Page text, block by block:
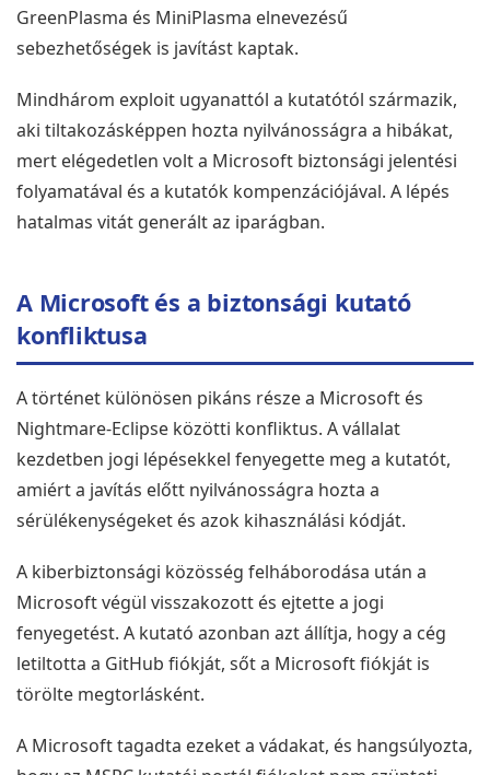
GreenPlasma és MiniPlasma elnevezésű
sebezhetőségek is javítást kaptak.
Mindhárom exploit ugyanattól a kutatótól származik,
aki tiltakozásképpen hozta nyilvánosságra a hibákat,
mert elégedetlen volt a Microsoft biztonsági jelentési
folyamatával és a kutatók kompenzációjával. A lépés
hatalmas vitát generált az iparágban.
A Microsoft és a biztonsági kutató
konfliktusa
A történet különösen pikáns része a Microsoft és
Nightmare-Eclipse közötti konfliktus. A vállalat
kezdetben jogi lépésekkel fenyegette meg a kutatót,
amiért a javítás előtt nyilvánosságra hozta a
sérülékenységeket és azok kihasználási kódját.
A kiberbiztonsági közösség felháborodása után a
Microsoft végül visszakozott és ejtette a jogi
fenyegetést. A kutató azonban azt állítja, hogy a cég
letiltotta a GitHub fiókját, sőt a Microsoft fiókját is
törölte megtorlásként.
A Microsoft tagadta ezeket a vádakat, és hangsúlyozta,